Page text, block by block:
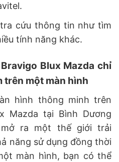
cứu thông tin như tìm
tính năng khác.
Blux Mazda chỉ
trên một màn hình
hình thông minh trên
Mazda tại Bình Dương
ra một thế giới trải
năng sử dụng đồng thời
màn hình, bạn có thể